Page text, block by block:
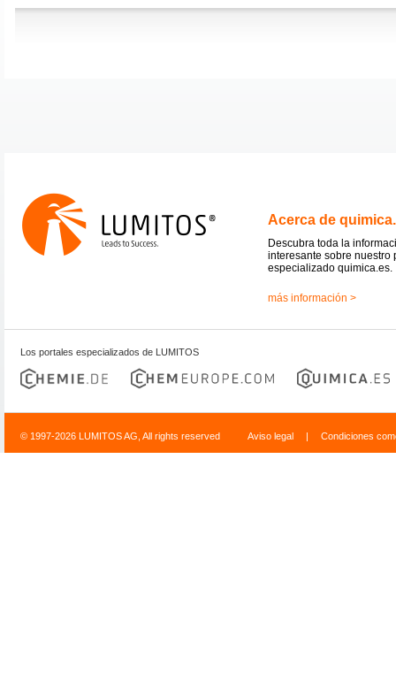
Acerca de
Descubra toda la
interesante sobre nuestro
especializado quimica.es.
más información >
Los portales especializados de LUMITOS
© 1997-2026 LUMITOS AG, All rights reserved Aviso legal | Condiciones